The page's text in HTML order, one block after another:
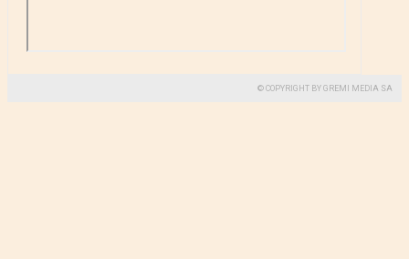
© COPYRIGHT BY GREMI MEDIA SA